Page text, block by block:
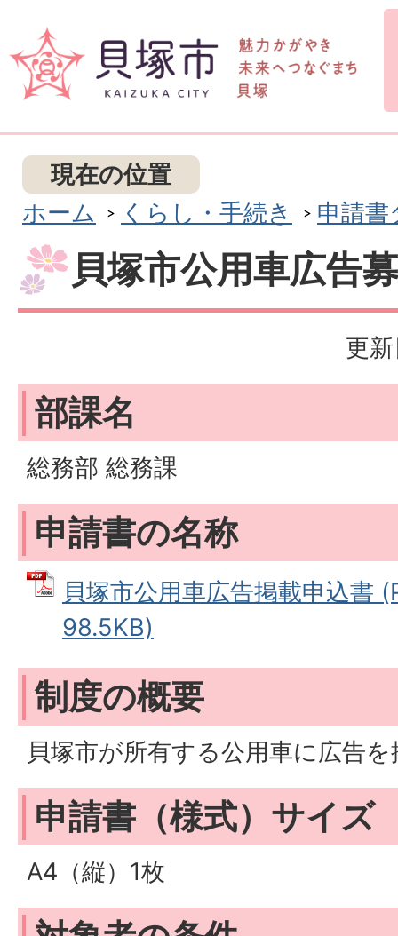
現在の位置
ホーム
くらし・手続き 申請書
貝塚市公用車広告
更
部課名
総務部 総務課
申請書の名称
貝塚市公用車広告掲載申込書
98.5KB)
制度の概要
貝塚市が所有する公用車に広告を
申請書（様式）サイズ
A4（縦）1枚